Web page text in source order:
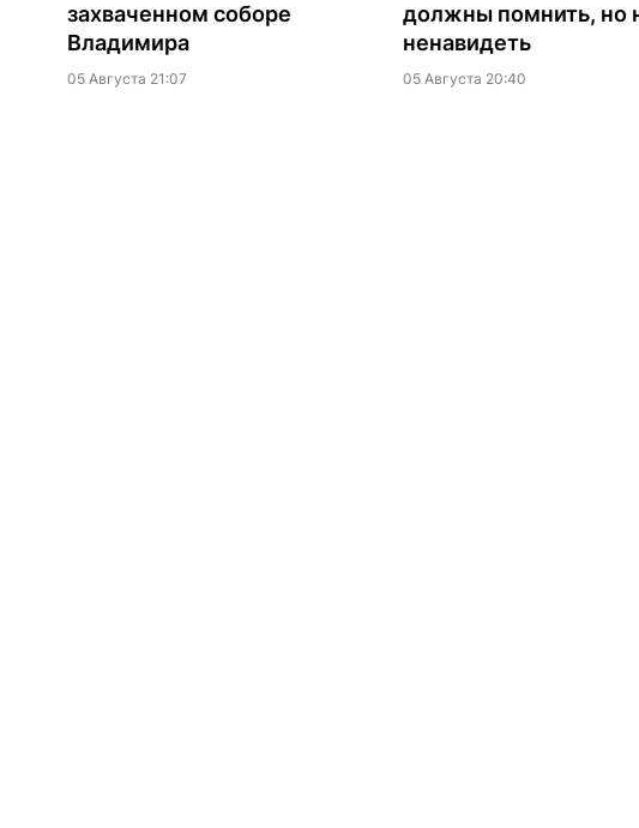
захваченном соборе
Владимира
05 Августа 21:07
должны помнить, но
ненавидеть
05 Августа 20:40